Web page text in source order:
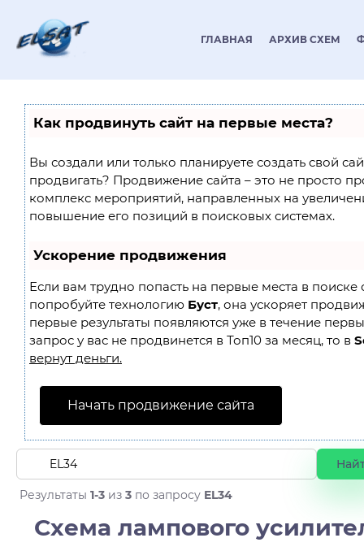
ГЛАВНАЯ АРХИВ СХЕМ
Как продвинуть сайт на первые места?
Вы создали или только планируете создать свой
продвигать? Продвижение сайта – это не просто
комплекс мероприятий, направленных на
повышение его позиций в поисковых системах.
Ускорение продвижения
Если вам трудно попасть на первые места в поиске
попробуйте технологию Буст, она ускоряет
первые результаты появляются уже в течение
запрос у вас не продвинется в Топ10 за месяц, то в
вернут деньги.
Начать продвижение сайта
Результаты 1-3 из 3 по запросу EL34
Схема лампового